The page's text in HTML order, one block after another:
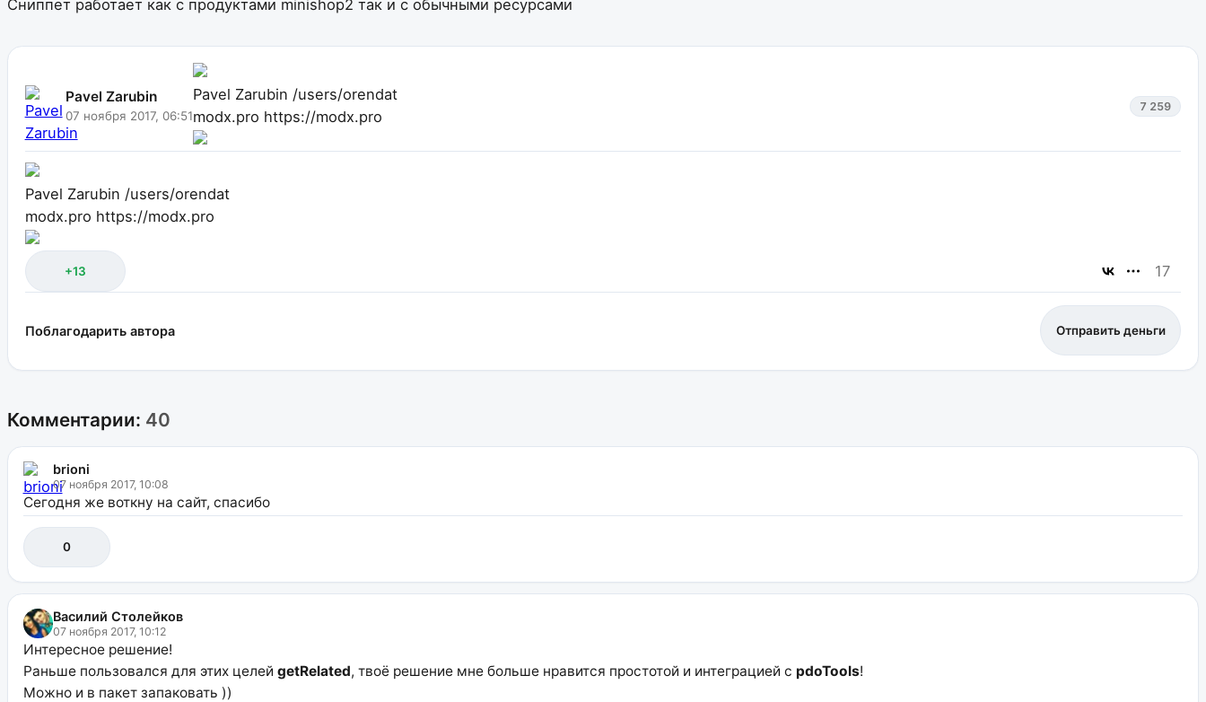
Сниппет работает как с продуктами minishop2 так и с обычными ресурсами
Pavel Zarubin
07 ноября 2017, 06:51
Pavel Zarubin /users/orendat
modx.pro https://modx.pro
7 259
Pavel Zarubin /users/orendat
modx.pro https://modx.pro
+13 17
Поблагодарить автора Отправить деньги
Комментарии: 40
brioni
07 ноября 2017, 10:08
Сегодня же воткну на сайт, спасибо
0
Василий Столейков
07 ноября 2017, 10:12
Интересное решение!
Раньше пользовался для этих целей getRelated, твоё решение мне больше нравится простотой и интеграцией с pdoTools!
Можно и в пакет запаковать ))